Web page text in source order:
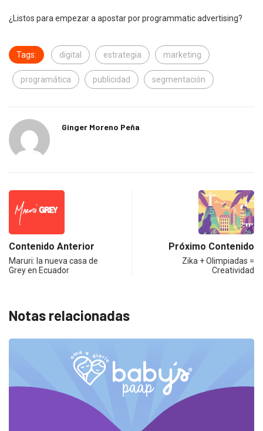
¿Listos para empezar a apostar por programmatic advertising?
Tags: digital estrategia marketing
programática publicidad segmentación
Ginger Moreno Peña
Contenido Anterior
Maruri: la nueva casa de
Grey en Ecuador
Próximo Contenido
Zika + Olimpiadas =
Creatividad
Notas relacionadas